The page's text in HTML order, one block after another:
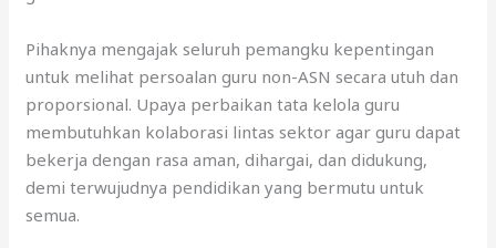
Pihaknya mengajak seluruh pemangku kepentingan
untuk melihat persoalan guru non-ASN secara utuh dan
proporsional. Upaya perbaikan tata kelola guru
membutuhkan kolaborasi lintas sektor agar guru dapat
bekerja dengan rasa aman, dihargai, dan didukung,
demi terwujudnya pendidikan yang bermutu untuk
semua.